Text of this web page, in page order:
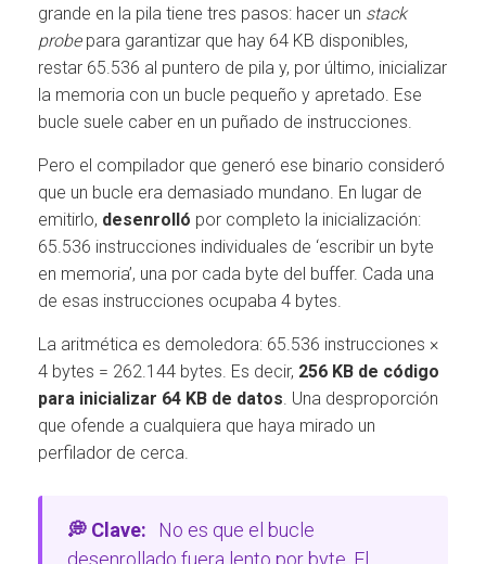
grande en la pila tiene tres pasos: hacer un stack
probepara garantizar que hay 64 KB disponibles,
restar 65.536 al puntero de pila y, por último, inicializar
la memoria con un bucle pequeño y apretado. Ese
bucle suele caber en un puñado de instrucciones.
Pero el compilador que generó ese binario consideró
que un bucle era demasiado mundano. En lugar de
emitirlo, desenrolló por completo la inicialización:
65.536 instrucciones individuales de ‘escribir un byte
en memoria’, una por cada byte del buffer. Cada una
de esas instrucciones ocupaba 4 bytes.
La aritmética es demoledora: 65.536 instrucciones ×
4 bytes = 262.144 bytes. Es decir, 256 KB de código
para inicializar 64 KB de datos . Una desproporción
que ofende a cualquiera que haya mirado un
perfilador de cerca.
💭 Clave:
No es que el bucle
desenrollado fuera lento por byte. El